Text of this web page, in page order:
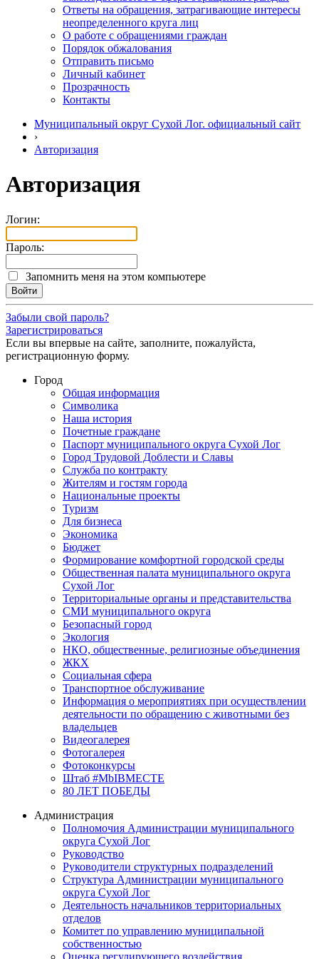
Ответы на обращения, затрагивающие интересы
неопределенного круга лиц
О работе с обращениями граждан
Порядок обжалования
Отправить письмо
Личный кабинет
Прозрачность
Контакты
Муниципальный округ Сухой Лог. официальный сайт
›
Авторизация
Авторизация
Логин:
Пароль:
Запомнить меня на этом компьютере
Забыли свой пароль?
Зарегистрироваться
Если вы впервые на сайте, заполните, пожалуйста,
регистрационную форму.
Город
Общая информация
Символика
Наша история
Почетные граждане
Паспорт муниципального округа Сухой Лог
Город Трудовой Доблести и Славы
Служба по контракту
Жителям и гостям города
Национальные проекты
Туризм
Для бизнеса
Экономика
Бюджет
Формирование комфортной городской среды
Общественная палата муниципального округа
Сухой Лог
Территориальные органы и представительства
СМИ муниципального округа
Безопасный город
Экология
НКО, общественные, религиозные объединения
ЖКХ
Социальная сфера
Транспортное обслуживание
Информация о мероприятиях при осуществлении
деятельности по обращению с животными без
владельцев
Видеогалерея
Фотогалерея
Фотоконкурсы
Штаб #MbIBMECTE
80 ЛЕТ ПОБЕДЫ
Администрация
Полномочия Администрации муниципального
округа Сухой Лог
Руководство
Руководители структурных подразделений
Структура Администрации муниципального
округа Сухой Лог
Деятельность начальников территориальных
отделов
Комитет по управлению муниципальной
собственностью
Оценка регулирующего воздействия